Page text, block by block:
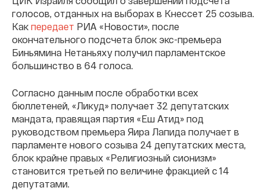
голосов, отданных на выборах в Кнессет 25 созыва.
Как передает РИА «Новости», после
окончательного подсчета блок экс-премьера
Биньямина Нетаньяху получил парламентское
большинство в 64 голоса.
Согласно данным после обработки всех
бюллетеней, «Ликуд» получает 32 депутатских
мандата, правящая партия «Еш Атид» под
руководством премьера Яира Лапида получает в
парламенте нового созыва 24 депутатских места,
блок крайне правых «Религиозный сионизм»
становится третьей по величине фракцией с 14
депутатами.